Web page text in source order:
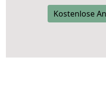
Kostenlose